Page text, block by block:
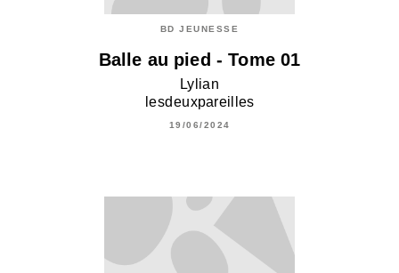
BD JEUNESSE
Balle au pied - Tome 01
Lylian
lesdeuxpareilles
19/06/2024